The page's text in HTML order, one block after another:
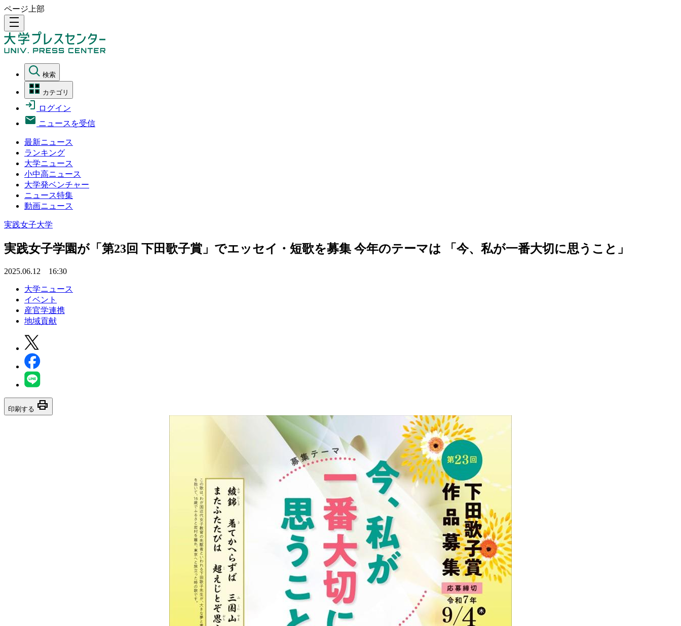
ページ上部
density_medium
検索
カテゴリ
ログイン
ニュースを受信
最新ニュース
ランキング
大学ニュース
小中高ニュース
大学発ベンチャー
ニュース特集
動画ニュース
実践女子大学
実践女子学園が「第23回 下田歌子賞」でエッセイ・短歌を募集 今年のテーマは 「今、私が一番大切に思うこと」
2025.06.12 16:30
大学ニュース
イベント
産官学連携
地域貢献
印刷する print